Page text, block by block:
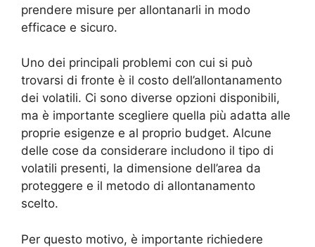
prendere misure per allontanarli in modo
efficace e sicuro.
Uno dei principali problemi con cui si può
trovarsi di fronte è il costo dell’allontanamento
dei volatili. Ci sono diverse opzioni disponibili,
ma è importante scegliere quella più adatta alle
proprie esigenze e al proprio budget. Alcune
delle cose da considerare includono il tipo di
volatili presenti, la dimensione dell’area da
proteggere e il metodo di allontanamento
scelto.
Per questo motivo, è importante richiedere